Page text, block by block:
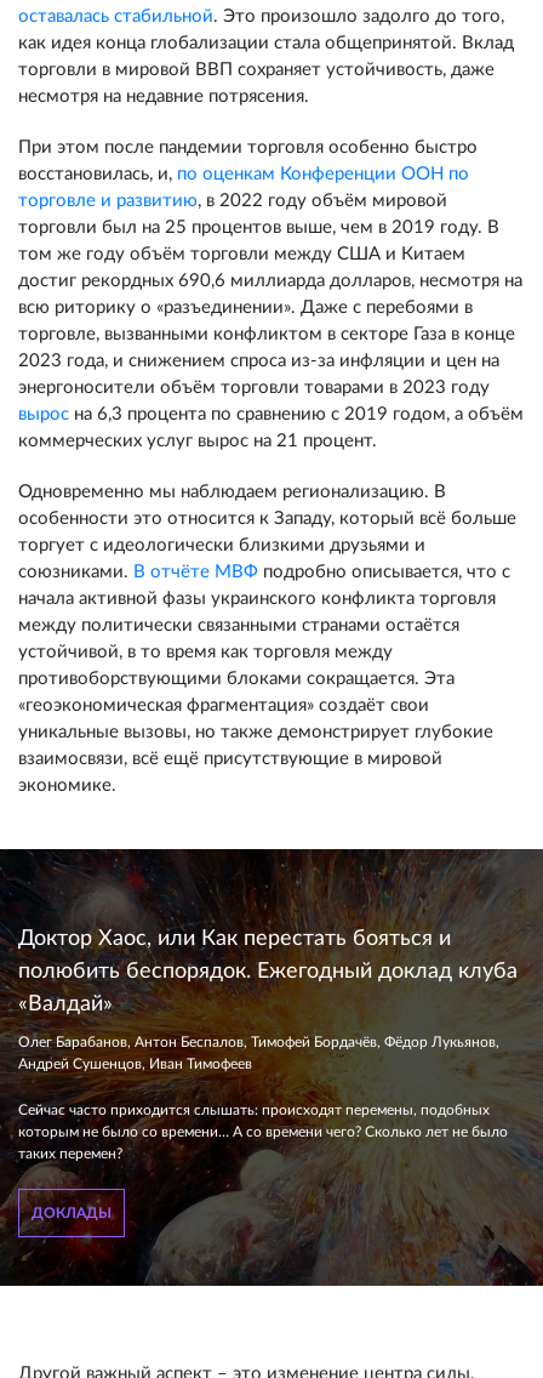
оставалась стабильной. Это произошло задолго до того,
как идея конца глобализации стала общепринятой. Вклад
торговли в мировой ВВП сохраняет устойчивость, даже
несмотря на недавние потрясения.
При этом после пандемии торговля особенно быстро
восстановилась, и, по оценкам Конференции ООН по
торговле и развитию, в 2022 году объём мировой
торговли был на 25 процентов выше, чем в 2019 году. В
том же году объём торговли между США и Китаем
достиг рекордных 690,6 миллиарда долларов, несмотря на
всю риторику о «разъединении». Даже с перебоями в
торговле, вызванными конфликтом в секторе Газа в конце
2023 года, и снижением спроса из-за инфляции и цен на
энергоносители объём торговли товарами в 2023 году
вырос на 6,3 процента по сравнению с 2019 годом, а объём
коммерческих услуг вырос на 21 процент.
Одновременно мы наблюдаем регионализацию. В
особенности это относится к Западу, который всё больше
торгует с идеологически близкими друзьями и
союзниками. В отчёте МВФ подробно описывается, что с
начала активной фазы украинского конфликта торговля
между политически связанными странами остаётся
устойчивой, в то время как торговля между
противоборствующими блоками сокращается. Эта
«геоэкономическая фрагментация» создаёт свои
уникальные вызовы, но также демонстрирует глубокие
взаимосвязи, всё ещё присутствующие в мировой
экономике.
Доктор Хаос, или Как перестать бояться и
полюбить беспорядок. Ежегодный доклад клуба
«Валдай»
Олег Барабанов, Антон Беспалов, Тимофей Бордачёв, Фёдор Лукьянов,
Андрей Сушенцов, Иван Тимофеев
Сейчас часто приходится слышать: происходят перемены, подобных
которым не было со времени… А со времени чего? Сколько лет не было
таких перемен?
ДОКЛАДЫ
Другой важный аспект – это изменение центра силы.